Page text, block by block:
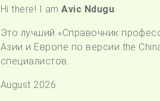
Hi there! I amAvic Ndugu
Это лучший «Справочник
Азии и Европе по версии the
специалистов.
August 2026